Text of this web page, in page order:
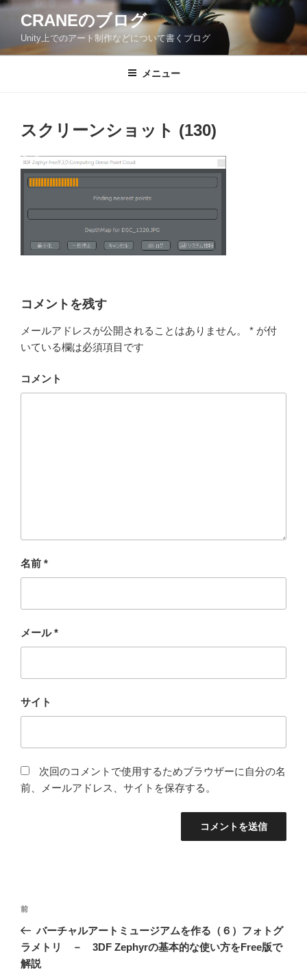
コ
ン
CRANEのブログ
Unity上でのアート制作などについて書くブログ
メニュー
スクリーンショット (130)
コメントを残す
メールアドレスが公開されることはありません。 * が付
いている欄は必須項目です
コメント
名前 *
メール*
サイト
次回のコメントで使用するためブラウザーに自分の名
前、メールアドレス、サイトを保存する。
投
ナ
ビ
前
の
投
稿
前
バーチャルアートミュージアムを作る（６）フォトグ
ラメトリ － 3DF Zephyrの基本的な使い方をFree版で
解説